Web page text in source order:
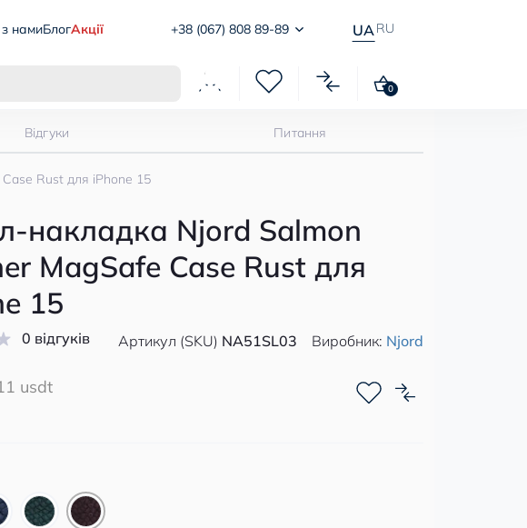
намиБлогАкції +38 (067) 808 89-89 UA RU
0
Rust для iPhone 15
Відгуки Питання
накладка Njord Salmon
MagSafe Case Rust для
15
0 відгуків Артикул (SKU) NA51SL03 Виробник: Njord
usdt